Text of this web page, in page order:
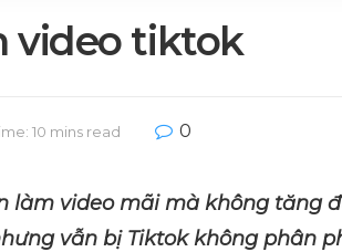
video tiktok
10 mins read 0
làm video mãi mà không tăng
vẫn bị Tiktok không phân